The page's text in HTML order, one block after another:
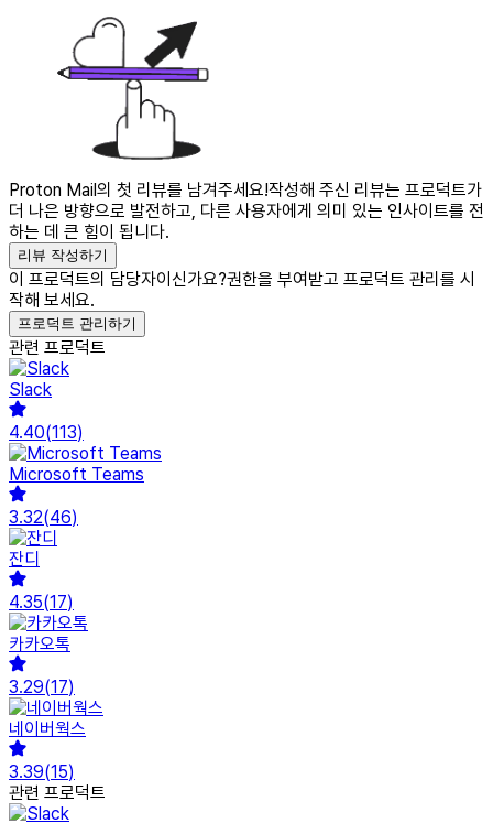
Proton Mail의 첫 리뷰를 남겨주세요!작성해 주신 리뷰는 프로덕트가
더 나은 방향으로 발전하고, 다른 사용자에게 의미 있는 인사이트를 전
하는 데 큰 힘이 됩니다.
리뷰 작성하기
이 프로덕트의 담당자이신가요?권한을 부여받고 프로덕트 관리를 시
작해 보세요.
프로덕트 관리하기
관련 프로덕트
Slack
4.40(113)
Microsoft Teams
3.32(46)
잔디
4.35(17)
카카오톡
3.29(17)
네이버웍스
3.39(15)
관련 프로덕트